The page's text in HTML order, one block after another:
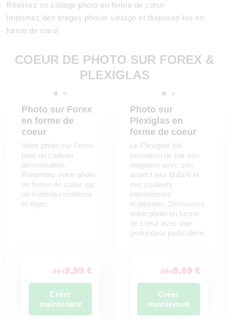
Réalisez en collage photo en forme de cœur
Imprimez des tirages photos vintage et disposez-les en
forme de cœur
COEUR DE PHOTO SUR FOREX &
PLEXIGLAS
Photo sur Forex
en forme de
coeur
Votre photo sur Forex
pour un cadeau
personnalisé.
Présentez votre photo
en forme de coeur sur
un matériau moderne
et léger.
dès9,99 €
Créer
maintenant
Photo sur
Plexiglas en
forme de coeur
Le Plexiglas fait
sensation de par son
élégance avec son
aspect très brillant et
ses couleurs
intensément
éclatantes. Découvrez
votre photo en forme
de coeur avec une
profondeur particulière.
dès9,99 €
Créer
maintenant